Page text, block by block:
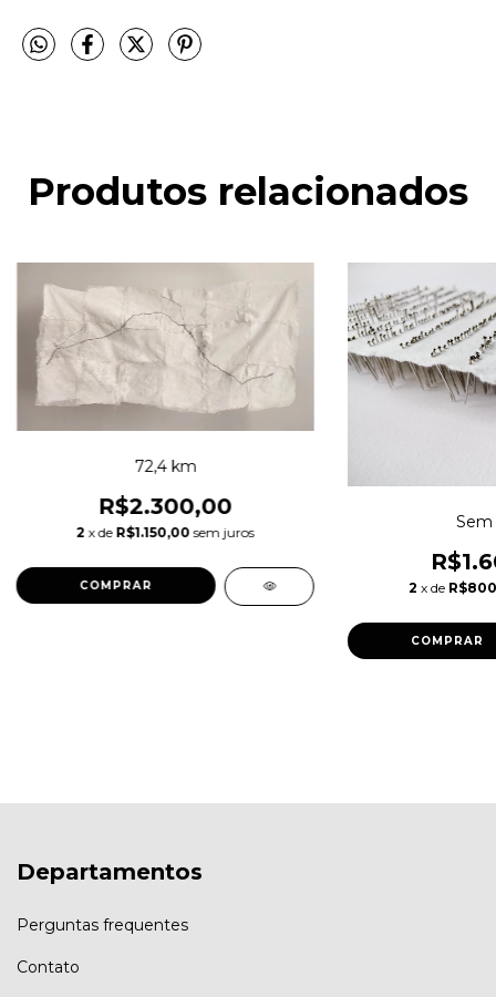
Produtos relacionados
72,4 km
R$2.300,00
2 x de R$1.150,00 sem juros
2 x de
Departamentos
Perguntas frequentes
Contato